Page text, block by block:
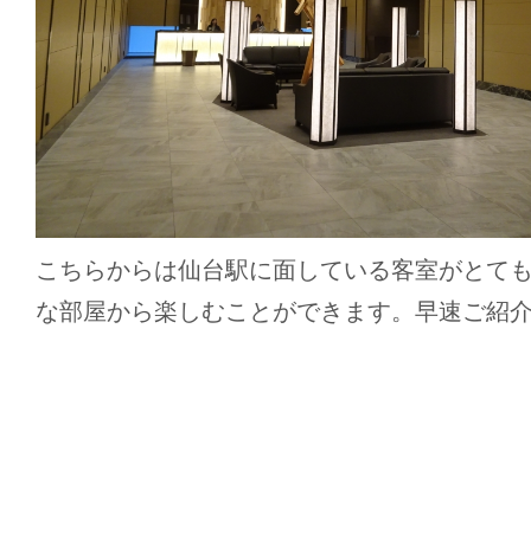
こちらからは仙台駅に面している客室がとて
な部屋から楽しむことができます。早速ご紹